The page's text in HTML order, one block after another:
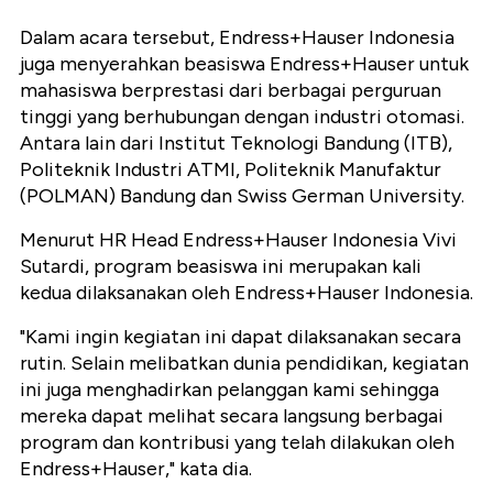
Dalam acara tersebut, Endress+Hauser Indonesia
juga menyerahkan beasiswa Endress+Hauser untuk
mahasiswa berprestasi dari berbagai perguruan
tinggi yang berhubungan dengan industri otomasi.
Antara lain dari Institut Teknologi Bandung (ITB),
Politeknik Industri ATMI, Politeknik Manufaktur
(POLMAN) Bandung dan Swiss German University.
Menurut HR Head Endress+Hauser Indonesia Vivi
Sutardi, program beasiswa ini merupakan kali
kedua dilaksanakan oleh Endress+Hauser Indonesia.
"Kami ingin kegiatan ini dapat dilaksanakan secara
rutin. Selain melibatkan dunia pendidikan, kegiatan
ini juga menghadirkan pelanggan kami sehingga
mereka dapat melihat secara langsung berbagai
program dan kontribusi yang telah dilakukan oleh
Endress+Hauser," kata dia.